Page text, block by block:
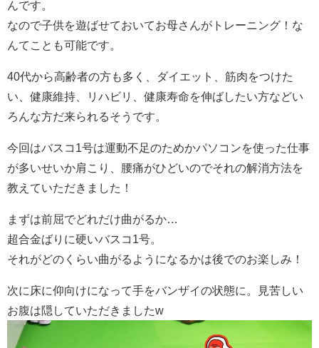
んです。
なので子供を遊ばせておいてお母さんがトレーニング！な
んてことも可能です。
40代から高齢者の方も多く、ダイエット、筋肉をつけた
い、健康維持、リハビリ、健康寿命を伸ばしたい方などい
ろんな方だ来られるそうです。
今回はバスコ1号は運動不足のためかパソコンを使った仕事
が多いせいか肩こり、腰痛がひどいのでそれの解消方法を
教えていただきました！
まずは前屈でどれだけ曲がるか…
超合金ばりに硬いバスコ1号。
それがどのくらい曲がるようになるかは後でのお楽しみ！
次に床に仰向けになって手をバンザイの状態に。見苦しい
お腹は隠していただきましたw